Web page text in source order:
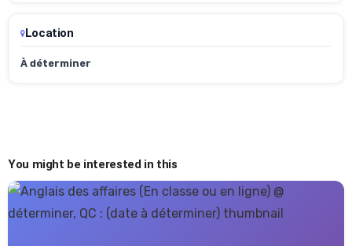
Location
À déterminer
You might be interested in this